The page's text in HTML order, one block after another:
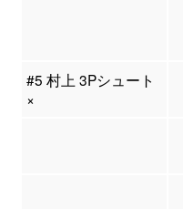
#5 村上 3Pシュート
×